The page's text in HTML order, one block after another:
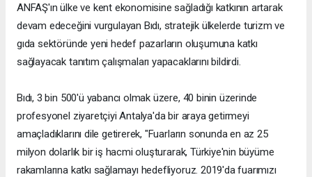
ANFAŞ'ın ülke ve kent ekonomisine sağladığı katkının artarak
devam edeceğini vurgulayan Bıdı, stratejik ülkelerde turizm ve
gıda sektöründe yeni hedef pazarların oluşumuna katkı
sağlayacak tanıtım çalışmaları yapacaklarını bildirdi.
Bıdı, 3 bin 500'ü yabancı olmak üzere, 40 binin üzerinde
profesyonel ziyaretçiyi Antalya'da bir araya getirmeyi
amaçladıklarını dile getirerek, "Fuarların sonunda en az 25
milyon dolarlık bir iş hacmi oluşturarak, Türkiye'nin büyüme
rakamlarına katkı sağlamayı hedefliyoruz. 2019'da fuarımızı